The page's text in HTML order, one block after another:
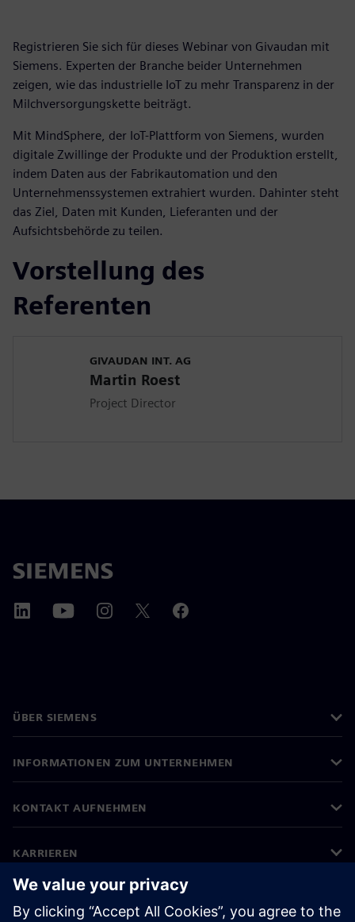
Registrieren Sie sich für dieses Webinar von Givaudan mit
Siemens. Experten der Branche beider Unternehmen
zeigen, wie das industrielle IoT zu mehr Transparenz in der
Milchversorgungskette beiträgt.
Mit MindSphere, der IoT-Plattform von Siemens, wurden
digitale Zwillinge der Produkte und der Produktion erstellt,
indem Daten aus der Fabrikautomation und den
Unternehmenssystemen extrahiert wurden. Dahinter steht
das Ziel, Daten mit Kunden, Lieferanten und der
Aufsichtsbehörde zu teilen.
Vorstellung des
Referenten
GIVAUDAN INT. AG
Martin Roest
Project Director
ÜBER SIEMENS
INFORMATIONEN ZUM UNTERNEHMEN
KONTAKT AUFNEHMEN
KARRIEREN